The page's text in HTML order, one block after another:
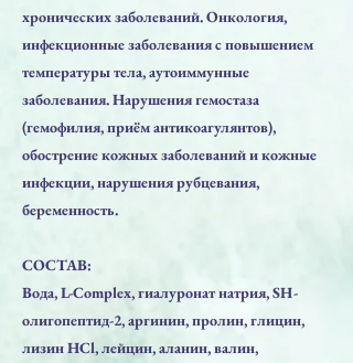
хронических заболеваний. Онкология,
инфекционные заболевания с повышением
температуры тела, аутоиммунные
заболевания. Нарушения гемостаза
(гемофилия, приём антикоагулянтов),
обострение кожных заболеваний и кожные
инфекции, нарушения рубцевания,
беременность.
СОСТАВ:
Вода, L-Complex, гиалуронат натрия, SH-
олигопептид-2, аргинин, пролин, глицин,
лизин HCl, лейцин, аланин, валин,